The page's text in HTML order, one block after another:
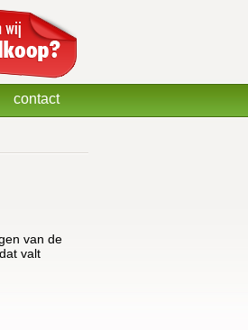
van de
valt
contact